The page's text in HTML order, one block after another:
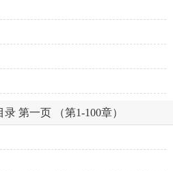
第一页 （第1-100章）